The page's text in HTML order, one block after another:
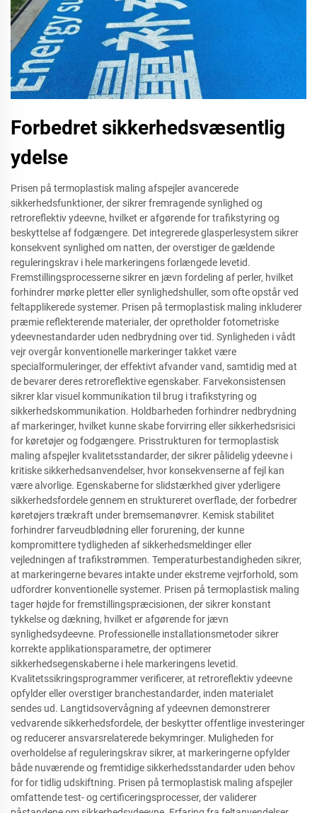
Forbedret sikkerhedsvæsentlig
ydelse
Prisen på termoplastisk maling afspejler avancerede
sikkerhedsfunktioner, der sikrer fremragende synlighed og
retroreflektiv ydeevne, hvilket er afgørende for trafikstyring og
beskyttelse af fodgængere. Det integrerede glasperlesystem sikrer
konsekvent synlighed om natten, der overstiger de gældende
reguleringskrav i hele markeringens forlængede levetid.
Fremstillingsprocesserne sikrer en jævn fordeling af perler, hvilket
forhindrer mørke pletter eller synlighedshuller, som ofte opstår ved
feltapplikerede systemer. Prisen på termoplastisk maling inkluderer
præmie reflekterende materialer, der opretholder fotometriske
ydeevnestandarder uden nedbrydning over tid. Synligheden i vådt
vejr overgår konventionelle markeringer takket være
specialformuleringer, der effektivt afvander vand, samtidig med at
de bevarer deres retroreflektive egenskaber. Farvekonsistensen
sikrer klar visuel kommunikation til brug i trafikstyring og
sikkerhedskommunikation. Holdbarheden forhindrer nedbrydning
af markeringer, hvilket kunne skabe forvirring eller sikkerhedsrisici
for køretøjer og fodgængere. Prisstrukturen for termoplastisk
maling afspejler kvalitetsstandarder, der sikrer pålidelig ydeevne i
kritiske sikkerhedsanvendelser, hvor konsekvenserne af fejl kan
være alvorlige. Egenskaberne for slidstærkhed giver yderligere
sikkerhedsfordele gennem en struktureret overflade, der forbedrer
køretøjers trækraft under bremsemanøvrer. Kemisk stabilitet
forhindrer farveudblødning eller forurening, der kunne
kompromittere tydligheden af sikkerhedsmeldinger eller
vejledningen af trafikstrømmen. Temperaturbestandigheden sikrer,
at markeringerne bevares intakte under ekstreme vejrforhold, som
udfordrer konventionelle systemer. Prisen på termoplastisk maling
tager højde for fremstillingspræcisionen, der sikrer konstant
tykkelse og dækning, hvilket er afgørende for jævn
synlighedsydeevne. Professionelle installationsmetoder sikrer
korrekte applikationsparametre, der optimerer
sikkerhedsegenskaberne i hele markeringens levetid.
Kvalitetssikringsprogrammer verificerer, at retroreflektiv ydeevne
opfylder eller overstiger branchestandarder, inden materialet
sendes ud. Langtidsovervågning af ydeevnen demonstrerer
vedvarende sikkerhedsfordele, der beskytter offentlige investeringer
og reducerer ansvarsrelaterede bekymringer. Muligheden for
overholdelse af reguleringskrav sikrer, at markeringerne opfylder
både nuværende og fremtidige sikkerhedsstandarder uden behov
for for tidlig udskiftning. Prisen på termoplastisk maling afspejler
omfattende test- og certificeringsprocesser, der validerer